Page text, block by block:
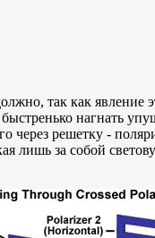
так как
нагнать
через решетку -
лишь за собой